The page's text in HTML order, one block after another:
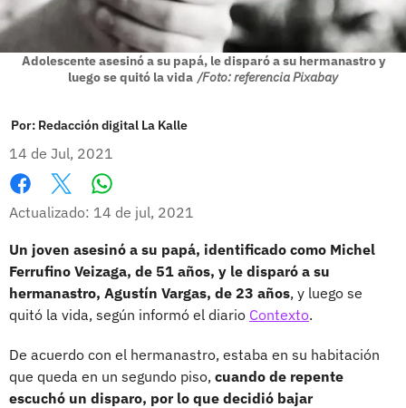
Adolescente asesinó a su papá, le disparó a su hermanastro y
luego se quitó la vida /Foto: referencia Pixabay
Por: Redacción digital La Kalle
14 de Jul, 2021
Facebook
X
Actualizado: 14 de jul, 2021
Un joven asesinó a su papá, identificado como Michel
Ferrufino Veizaga, de 51 años, y le disparó a su
hermanastro, Agustín Vargas, de 23 años, y luego se
quitó la vida, según informó el diario Contexto.
De acuerdo con el hermanastro, estaba en su habitación
que queda en un segundo piso, cuando de repente
escuchó un disparo, por lo que decidió bajar